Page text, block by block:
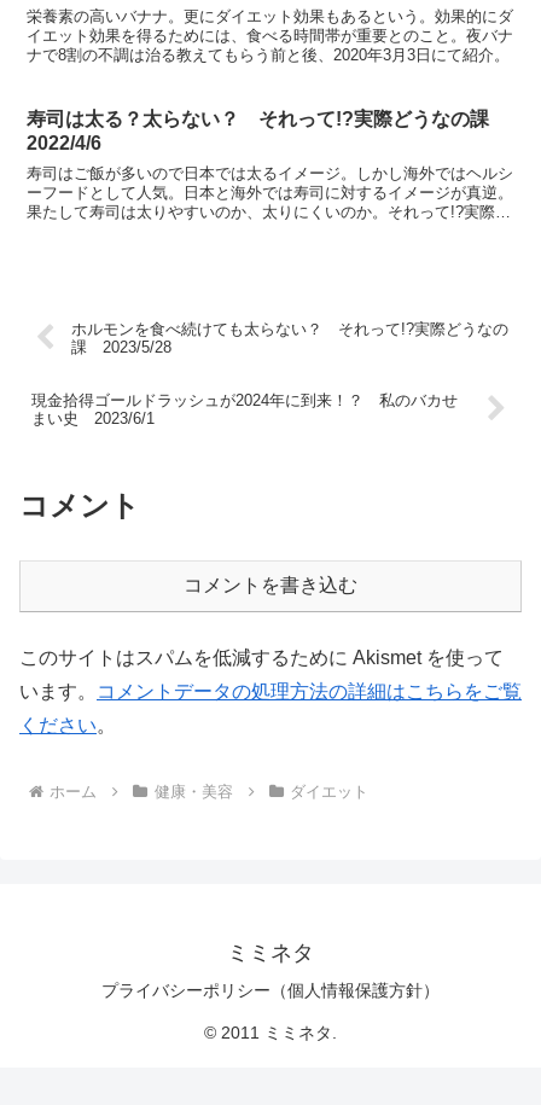
栄養素の高いバナナ。更にダイエット効果もあるという。効果的にダ
イエット効果を得るためには、食べる時間帯が重要とのこと。夜バナ
ナで8割の不調は治る教えてもらう前と後、2020年3月3日にて紹介。
寿司は太る？太らない？ それって!?実際どうなの課
2022/4/6
寿司はご飯が多いので日本では太るイメージ。しかし海外ではヘルシ
ーフードとして人気。日本と海外では寿司に対するイメージが真逆。
果たして寿司は太りやすいのか、太りにくいのか。それって!?実際ど
ホルモンを食べ続けても太らない？ それって!?実際どうなの
課 2023/5/28
現金拾得ゴールドラッシュが2024年に到来！？ 私のバカせ
まい史 2023/6/1
コメント
コメントを書き込む
このサイトはスパムを低減するために Akismet を使って
います。
コメントデータの処理方法の詳細はこちらをご覧
ください。
ホーム 健康・美容 ダイエット
ミミネタ
プライバシーポリシー（個人情報保護方針）
© 2011 ミミネタ.